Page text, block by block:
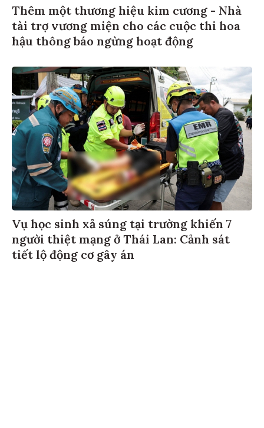
Thêm một thương hiệu kim cương - Nhà
tài trợ vương miện cho các cuộc thi hoa
hậu thông báo ngừng hoạt động
Vụ học sinh xả súng tại trường khiến 7
người thiệt mạng ở Thái Lan: Cảnh sát
tiết lộ động cơ gây án